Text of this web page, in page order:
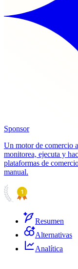
Sponsor
Un motor de comercio
monitorea, ejecuta y
plataformas de
manual.
Resumen
Alternativas
Analítica